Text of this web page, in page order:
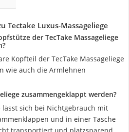
Tectake Luxus-Massageliege
der TecTake Massageliege
Kopfteil der TecTake Massageliege
wie auch die Armlehnen
zusammengeklappt werden?
lässt sich bei Nichtgebrauch mit
und in einer Tasche